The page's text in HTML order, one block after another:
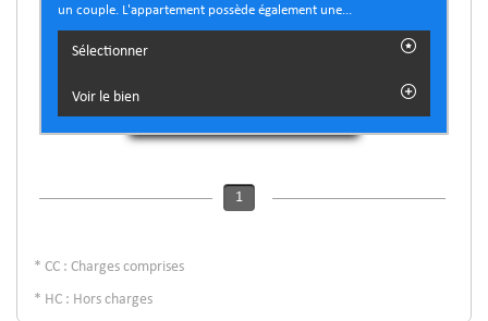
un couple. L'appartement possède également une...
Sélectionner
Voir le bien
1
* CC : Charges comprises
* HC : Hors charges